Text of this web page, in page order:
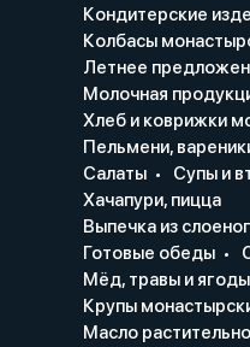
Кондитерские
Колбасы
Летнее
Молочная
Хлеб и коврижки
Пельмени,
Салаты
Супы и
Хачапури, пицца
Выпечка из
Готовые обеды
Мёд, травы и ягоды
Крупы
Масло